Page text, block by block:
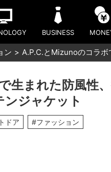
BUSINESS
ン A.P.C.とMizunoのコラボ
まれた防風性
ジャケット
ドア #ファッション